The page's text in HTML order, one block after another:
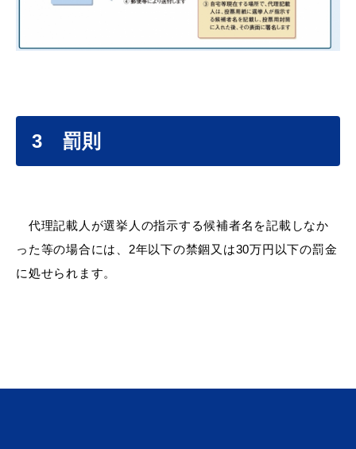
浜田市観光協会ポータルサイト「はまナビ」
3 罰則
代理記載人が選挙人の指示する候補者名を記載しなか
った等の場合には、2年以下の禁錮又は30万円以下の罰金
に処せられます。